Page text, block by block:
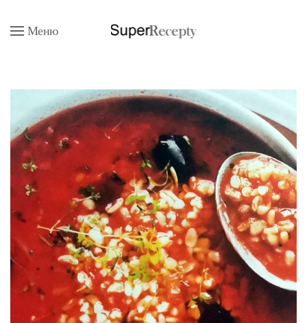
Перейти к содержимому
Меню